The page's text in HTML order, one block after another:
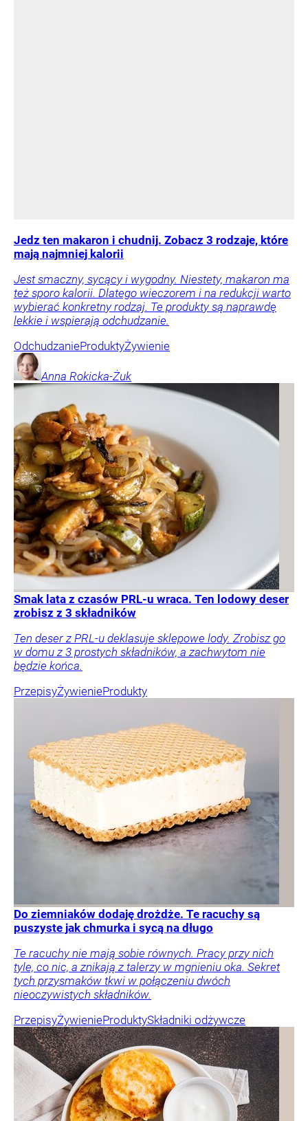
Jedz ten makaron i chudnij. Zobacz 3 rodzaje, które
mają najmniej kalorii
Jest smaczny, sycący i wygodny. Niestety, makaron ma
też sporo kalorii. Dlatego wieczorem i na redukcji warto
wybierać konkretny rodzaj. Te produkty są naprawdę
lekkie i wspierają odchudzanie.
OdchudzanieProduktyŻywienie
Anna Rokicka-Żuk
Smak lata z czasów PRL-u wraca. Ten lodowy deser
zrobisz z 3 składników
Ten deser z PRL-u deklasuje sklepowe lody. Zrobisz go
w domu z 3 prostych składników, a zachwytom nie
będzie końca.
PrzepisyŻywienieProdukty
Do ziemniaków dodaję drożdże. Te racuchy są
puszyste jak chmurka i sycą na długo
Te racuchy nie mają sobie równych. Pracy przy nich
tyle, co nic, a znikają z talerzy w mgnieniu oka. Sekret
tych przysmaków tkwi w połączeniu dwóch
nieoczywistych składników.
PrzepisyŻywienieProduktySkładniki odżywcze